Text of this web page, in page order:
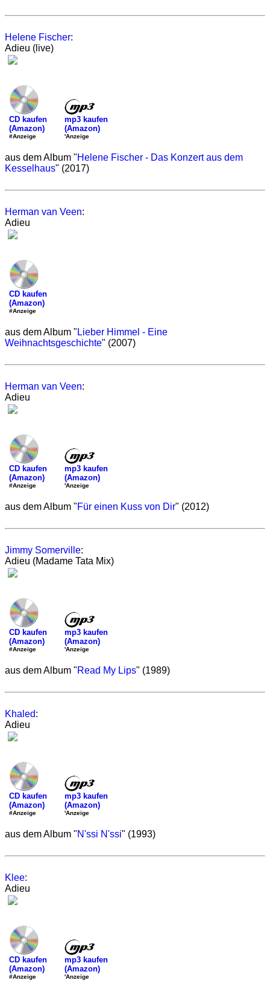
Helene Fischer:
Adieu (live)
CD kaufen
(Amazon)
#Anzeige
mp3 kaufen
(Amazon)
'Anzeige
aus dem Album "Helene Fischer - Das Konzert aus dem
Kesselhaus" (2017)
Herman van Veen:
Adieu
CD kaufen
(Amazon)
#Anzeige
aus dem Album " Lieber Himmel - Eine
Weihnachtsgeschichte" (2007)
Herman van Veen:
Adieu
CD kaufen
(Amazon)
#Anzeige
mp3 kaufen
(Amazon)
'Anzeige
aus dem Album "Für einen Kuss von Dir" (2012)
Jimmy Somerville:
Adieu (Madame Tata Mix)
CD kaufen
(Amazon)
#Anzeige
mp3 kaufen
(Amazon)
'Anzeige
aus dem Album "Read My Lips" (1989)
Khaled:
Adieu
CD kaufen
(Amazon)
#Anzeige
mp3 kaufen
(Amazon)
'Anzeige
aus dem Album "N'ssi N'ssi" (1993)
Klee:
Adieu
CD kaufen
(Amazon)
#Anzeige
mp3 kaufen
(Amazon)
'Anzeige